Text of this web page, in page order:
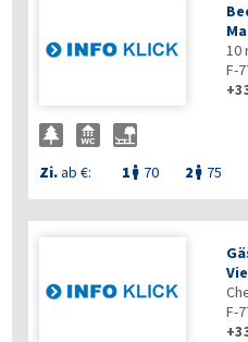
10
F-
Zi.ab €: 1  70 2  75
F-